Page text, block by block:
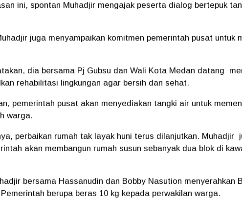
ini, spontan Muhadjir mengajak peserta dialog bertepuk
juga menyampaikan komitmen pemerintah pusat untuk
dia bersama Pj Gubsu dan Wali Kota Medan datang
rehabilitasi lingkungan agar bersih dan sehat.
pemerintah pusat akan menyediakan tangki air untuk
warga.
perbaikan rumah tak layak huni terus dilanjutkan. Muhadjir
akan membangun rumah susun sebanyak dua blok di
bersama Hassanudin dan Bobby Nasution menyerahkan
berupa beras 10 kg kepada perwakilan warga.